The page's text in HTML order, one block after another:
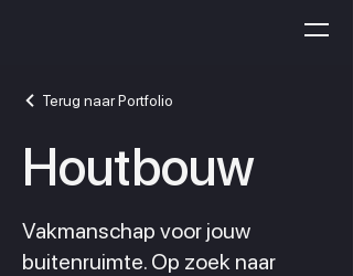
Terug naar Portfolio
Houtbouw
Vakmanschap voor jouw
buitenruimte. Op zoek naar